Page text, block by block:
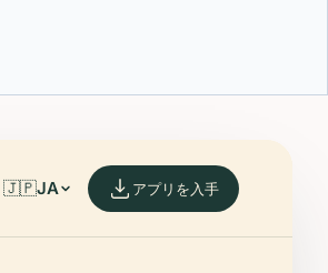
🇯🇵JA アプリを入手